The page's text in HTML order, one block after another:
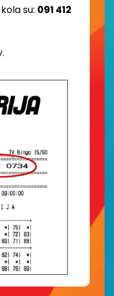
su: 091 412